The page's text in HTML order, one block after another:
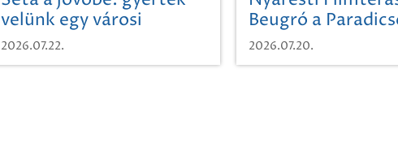
velünk egy városi
időutazásra!
2026.07.22.
Beugró a
2026.07.20.